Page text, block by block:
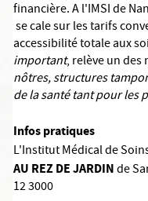
financière. A l'IMSI de
se cale sur les tarifs
accessibilité totale aux
important, relève un des
nôtres, structures
de la santé tant pour les
Infos pratiques
L'Institut Médical de
AU REZ DE JARDINde
12 3000